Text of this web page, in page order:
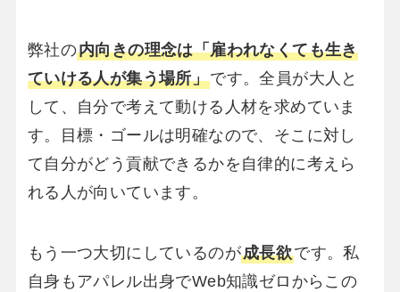
弊社の内向きの理念は「雇われなくても生き
ていける人が集う場所」です。全員が大人と
して、自分で考えて動ける人材を求めていま
す。目標・ゴールは明確なので、そこに対し
て自分がどう貢献できるかを自律的に考えら
れる人が向いています。
もう一つ大切にしているのが成長欲です。私
自身もアパレル出身でWeb知識ゼロからこの